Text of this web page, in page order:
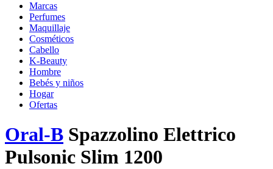
Marcas
Perfumes
Maquillaje
Cosméticos
Cabello
K-Beauty
Hombre
Bebés y niños
Hogar
Ofertas
Oral-B Spazzolino Elettrico
Pulsonic Slim 1200